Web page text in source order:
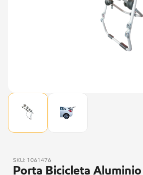
SKU: 1061476
Porta Bicicleta